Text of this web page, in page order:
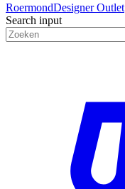
RoermondDesigner Outlet
Search input